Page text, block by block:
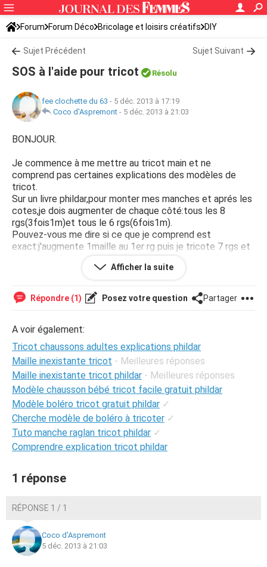
Forum Forum Déco Bricolage et loisirs créatifs DIY
Sujet Précédent Sujet Suivant
SOS à l'aide pour tricot Résolu
fee clochette du 63 - 5 déc. 2013 à 17:19
Coco d'Aspremont - 5 déc. 2013 à 21:03
BONJOUR.
Je commence à me mettre au tricot main et ne
comprend pas certaines explications des modèles de
tricot.
Sur un livre phildar,pour monter mes manches et aprés les
cotes,je dois augmenter de chaque côté:tous les 8
rgs(3fois1m)et tous le 6 rgs(6fois1m).
Pouvez-vous me dire si ce que je comprend est
exact:j'augmente 1maille au 1er rg puis je tricote 7 rgs et
le 8eme rg j'augmente 1maille puis tricote autre 7 rgs en
terminant la dernière augmentation d'1 maille puis les 7
Je ne comprend pas ce que veux dire augmenter tous les
6rg:6fois 1m.
Afficher la suite
Répondre (1) Posez votre question Partager
A voir également:
Tricot chaussons adultes explications phildar
Maille inexistante tricot - Meilleures réponses
Maille inexistante tricot phildar - Meilleures réponses
Modèle chausson bébé tricot facile gratuit phildar
Modèle boléro tricot gratuit phildar ✓
Cherche modèle de boléro à tricoter ✓
Tuto manche raglan tricot phildar ✓
Comprendre explication tricot phildar
1 réponse
RÉPONSE 1 / 1
Coco d'Aspremont
5 déc. 2013 à 21:03